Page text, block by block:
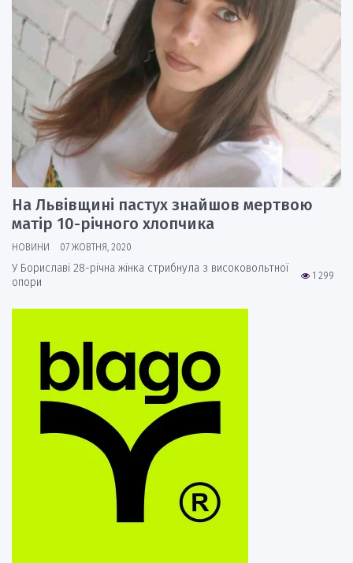
На Львівщині пастух знайшов мертвою
матір 10-річного хлопчика
НОВИНИ 07 ЖОВТНЯ, 2020
1 299
У Бориславі 28-річна жінка стрибнула з високовольтної
опори